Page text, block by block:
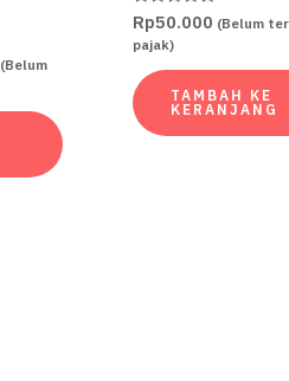
Harga
adalah:
Rp35.000.
(Belum
Dinilai
0
dari
Rp50.000 (Belum
pajak)
TAMBAH KE
KERANJANG